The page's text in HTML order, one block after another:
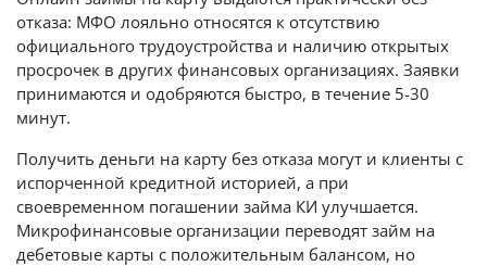
отказа: МФО лояльно относятся к отсутствию
официального трудоустройства и наличию открытых
просрочек в других финансовых организациях. Заявки
принимаются и одобряются быстро, в течение 5-30
минут.
Получить деньги на карту без отказа могут и клиенты с
испорченной кредитной историей, а при
своевременном погашении займа КИ улучшается.
Микрофинансовые организации переводят займ на
дебетовые карты с положительным балансом, но